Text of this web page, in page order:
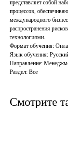
представляет собой
процессов,
международного
распространения
технологиями.
Формат обучения:
Язык обучения:
Направление:
Раздел: Все
Смотрите